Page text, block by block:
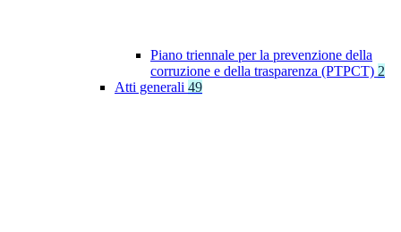
Piano triennale per la prevenzione della
corruzione e della trasparenza (PTPCT) 2
Atti generali 49